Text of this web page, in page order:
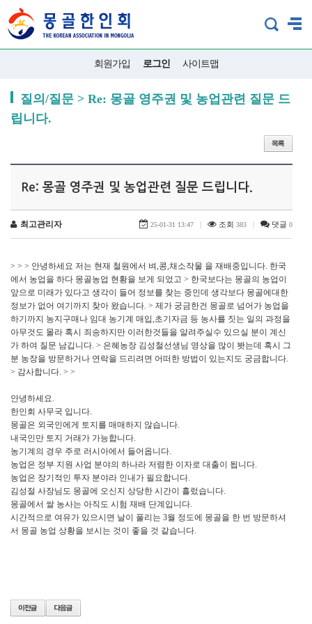
회원가입 로그인 사이트맵
질의/질문 > Re: 몽골 영주권 및 농업관련 질문 드
립니다.
Re: 몽골 영주권 및 농업관련 질문 드립니다.
최고관리자 25-01-31 13:47 | 조회 383 | 댓글 0
> > > 안녕하세요 저는 현재 철원에서 벼,콩,채소작물 을 재배중입니다. 한국
에서 농업을 하다 몽골농업 현황을 보게 되었고 > 한국보다는 몽골의 농업이
앞으로 미래가 있다고 생각이 들어 정보를 찾는 중인데 생각보다 몽골에대한
정보가 없어 여기까지 찾아 왔습니다. > 제가 궁금한건 몽골로 넘어가 농업을
하기까지 농지구매나 임대 농기계 매입,초기자금 등 농사를 짓는 일의 과정을
아무것도 몰라 혹시 죄송하지만 이러한것들을 알려주실수 있으실 분이 계신
가 하여 질문 남깁니다. > 은혜농장 김성철선생님 영상을 많이 봣는데 혹시 그
분 농장을 방문하거나 연락을 드리려면 어떠한 방법이 있는지도 궁금합니다.
> 감사합니다. > >
안녕하세요.
한인회 사무국 입니다.
몽골은 외국인에게 토지를 매매하지 않습니다.
내국인만 토지 거래가 가능합니다.
농기계의 경우 주로 러시아에서 들어옵니다.
농업은 정부 지원 사업 분야의 하나라 저렴한 이자로 대출이 됩니다.
농업은 장기적인 투자 분야라 인내가 필요합니다.
김성절 사장님도 몽골에 오신지 상당한 시간이 흘렀습니다.
몽골에서 쌀 농사는 아직도 시험 재배 단계입니다.
시간적으로 여유가 있으시면 날이 풀리는 3월 정도에 몽골을 한 번 방문하셔
서 몽골 농업 상황을 보시는 것이 좋을 것 같습니다.